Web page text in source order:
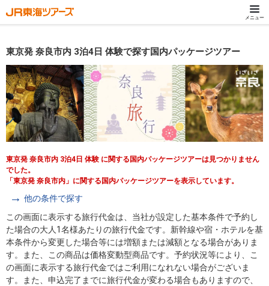
メニュー
東京発 奈良市内 3泊4日 体験で探す国内パッケージツアー
東京発 奈良市内 3泊4日 体験 に関する国内パッケージツアーは見つかりません
でした。
「東京発 奈良市内」に関する国内パッケージツアーを表示しています。
他の条件で探す
この画面に表示する旅行代金は、当社が設定した基本条件で予約し
た場合の大人1名様あたりの旅行代金です。新幹線や宿・ホテルを基
本条件から変更した場合等には増額または減額となる場合がありま
す。また、この商品は価格変動型商品です。予約状況等により、こ
の画面に表示する旅行代金ではご利用になれない場合がございま
す。また、申込完了までに旅行代金が変わる場合もありますので、